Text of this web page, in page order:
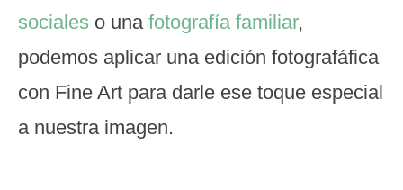
sociales o una fotografía familiar,
podemos aplicar una edición fotografáfica
con Fine Art para darle ese toque especial
a nuestra imagen.